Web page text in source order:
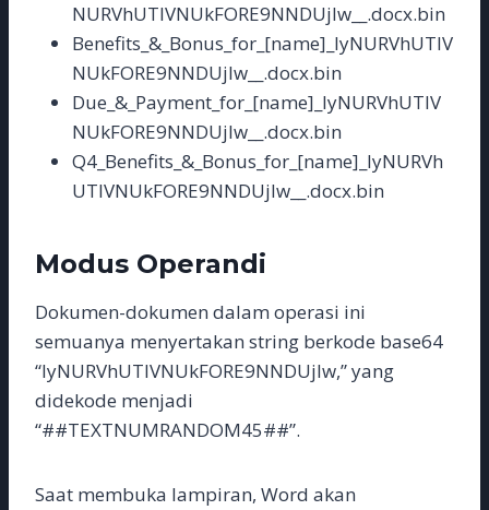
NURVhUTlVNUkFORE9NNDUjIw__.docx.bin
Benefits_&_Bonus_for_[name]_IyNURVhUTlV
NUkFORE9NNDUjIw__.docx.bin
Due_&_Payment_for_[name]_IyNURVhUTlV
NUkFORE9NNDUjIw__.docx.bin
Q4_Benefits_&_Bonus_for_[name]_IyNURVh
UTlVNUkFORE9NNDUjIw__.docx.bin
Modus Operandi
Dokumen-dokumen dalam operasi ini
semuanya menyertakan string berkode base64
“IyNURVhUTlVNUkFORE9NNDUjIw,” yang
didekode menjadi
“##TEXTNUMRANDOM45##”.
Saat membuka lampiran, Word akan